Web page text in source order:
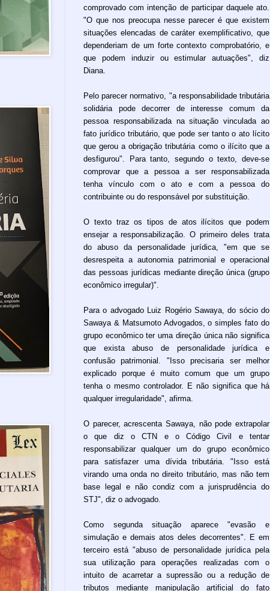
comprovado com intenção de participar daquele ato.
"O que nos preocupa nesse parecer é que existem
situações elencadas de caráter exemplificativo, que
dependeriam de um forte contexto comprobatório, e
que podem induzir ou estimular autuações", diz
Diana.
Pelo parecer normativo, "a responsabilidade tributária
solidária pode decorrer de interesse comum da
pessoa responsabilizada na situação vinculada ao
fato jurídico tributário, que pode ser tanto o ato lícito
que gerou a obrigação tributária como o ilícito que a
desfigurou". Para tanto, segundo o texto, deve-se
comprovar que a pessoa a ser responsabilizada
tenha vínculo com o ato e com a pessoa do
contribuinte ou do responsável por substituição.
O texto traz os tipos de atos ilícitos que podem
ensejar a responsabilização. O primeiro deles trata
do abuso da personalidade jurídica, "em que se
desrespeita a autonomia patrimonial e operacional
das pessoas jurídicas mediante direção única (grupo
econômico irregular)".
Para o advogado Luiz Rogério Sawaya, do sócio do
Sawaya & Matsumoto Advogados, o simples fato do
grupo econômico ter uma direção única não significa
que exista abuso de personalidade jurídica e
confusão patrimonial. "Isso precisaria ser melhor
explicado porque é muito comum que um grupo
tenha o mesmo controlador. E não significa que há
qualquer irregularidade", afirma.
O parecer, acrescenta Sawaya, não pode extrapolar
o que diz o CTN e o Código Civil e tentar
responsabilizar qualquer um do grupo econômico
para satisfazer uma dívida tributária. "Isso está
virando uma onda no direito tributário, mas não tem
base legal e não condiz com a jurisprudência do
STJ", diz o advogado.
Como segunda situação aparece "evasão e
simulação e demais atos deles decorrentes". E em
terceiro está "abuso de personalidade jurídica pela
sua utilização para operações realizadas com o
intuito de acarretar a supressão ou a redução de
tributos mediante manipulação artificial do fato